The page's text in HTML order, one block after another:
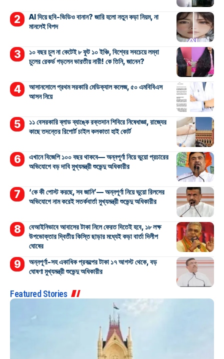
AI দিয়ে ছবি-ভিডিও বানান? জারি হলো নতুন কড়া নিয়ম, না
মানলেই বিপদ
১০ বছর চুল না কেটেই ৮ ফুট ১০ ইঞ্চি, বিশ্বের সবচেয়ে লম্বা
চুলের রেকর্ড গড়লেন ভারতীয় নারী! কে তিনি, জানেন?
আসানসোলে প্রথম সরকারি মেডিক্যাল কলেজ, ৫০ এমবিবিএস
আসন নিয়ে
১১ বেসরকারি ব্লাড ব্যাঙ্কে রক্তদান শিবিরে নিষেধাজ্ঞা, রাজ্যের
কাছে তদন্তের রিপোর্ট চাইল কলকাতা হাই কোর্ট
এখানে বিজেপি ১০০ বছর থাকবে— অন্নপূর্ণা নিয়ে ভুয়ো প্রচারের
অভিযোগে বড় দাবি মুখ্যমন্ত্রী শুভেন্দু অধিকারীর
‘কে কী পোস্ট করছে, সব জানি’— অন্নপূর্ণা নিয়ে ভুয়ো রিলসের
অভিযোগে নাম করেই সতর্কবার্তা মুখ্যমন্ত্রী শুভেন্দু অধিকারীর
বেআইনিভাবে আবাসের টাকা নিলে ফেরত দিতেই হবে, ১৮ লক্ষ
উপভোক্তার দ্বিতীয় কিস্তি ছাড়ার মধ্যেই কড়া বার্তা দিলীপ
ঘোষের
অন্নপূর্ণা-সহ একাধিক প্রকল্পের টাকা ১৭ আগস্ট থেকে, বড়
ঘোষণা মুখ্যমন্ত্রী শুভেন্দু অধিকারীর
Featured Stories